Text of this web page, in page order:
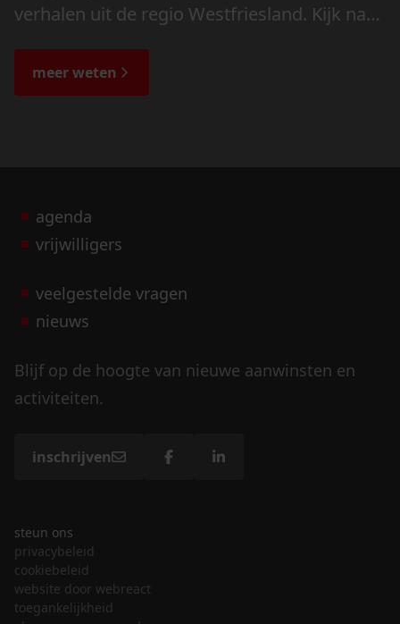
verhalen uit de regio Westfriesland. Kijk naar
de bijzondere verhalen.
meer weten
agenda
vrijwilligers
veelgestelde vragen
nieuws
Blijf op de hoogte van nieuwe aanwinsten en
activiteiten.
inschrijven
steun ons
privacybeleid
cookiebeleid
website door webreact
toegankelijkheid